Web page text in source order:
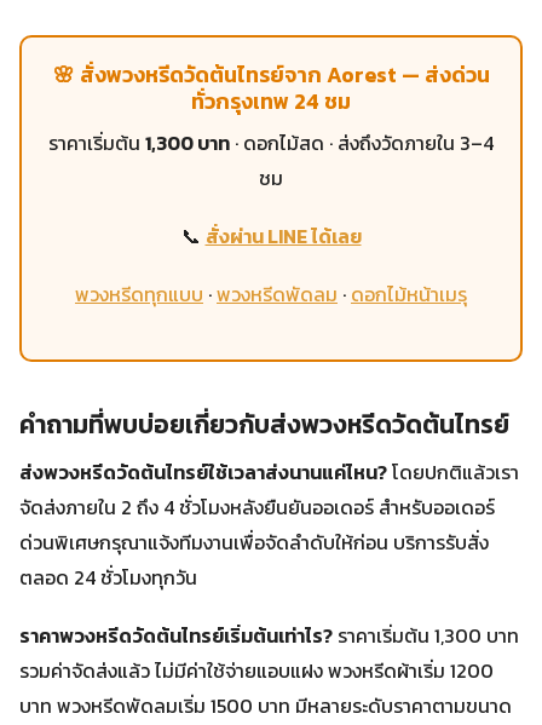
🌸 สั่งพวงหรีดวัดต้นไทรย์จาก Aorest — ส่งด่วน
ทั่วกรุงเทพ 24 ชม
ราคาเริ่มต้น 1,300 บาท · ดอกไม้สด · ส่งถึงวัดภายใน 3–4
ชม
📞 สั่งผ่าน LINE ได้เลย
พวงหรีดทุกแบบ ·พวงหรีดพัดลม · ดอกไม้หน้าเมรุ
คำถามที่พบบ่อยเกี่ยวกับส่งพวงหรีดวัดต้นไทรย์
ส่งพวงหรีดวัดต้นไทรย์ใช้เวลาส่งนานแค่ไหน?โดยปกติแล้วเรา
จัดส่งภายใน 2 ถึง 4 ชั่วโมงหลังยืนยันออเดอร์ สำหรับออเดอร์
ด่วนพิเศษกรุณาแจ้งทีมงานเพื่อจัดลำดับให้ก่อน บริการรับสั่ง
ตลอด 24 ชั่วโมงทุกวัน
ราคาพวงหรีดวัดต้นไทรย์เริ่มต้นเท่าไร? ราคาเริ่มต้น 1,300 บาท
รวมค่าจัดส่งแล้ว ไม่มีค่าใช้จ่ายแอบแฝง พวงหรีดผ้าเริ่ม 1200
บาท พวงหรีดพัดลมเริ่ม 1500 บาท มีหลายระดับราคาตามขนาด